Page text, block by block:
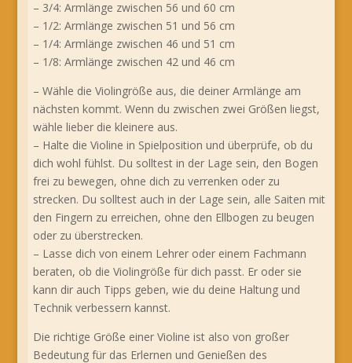
– 3/4: Armlänge zwischen 56 und 60 cm
– 1/2: Armlänge zwischen 51 und 56 cm
– 1/4: Armlänge zwischen 46 und 51 cm
– 1/8: Armlänge zwischen 42 und 46 cm
– Wähle die Violingröße aus, die deiner Armlänge am
nächsten kommt. Wenn du zwischen zwei Größen liegst,
wähle lieber die kleinere aus.
– Halte die Violine in Spielposition und überprüfe, ob du
dich wohl fühlst. Du solltest in der Lage sein, den Bogen
frei zu bewegen, ohne dich zu verrenken oder zu
strecken. Du solltest auch in der Lage sein, alle Saiten mit
den Fingern zu erreichen, ohne den Ellbogen zu beugen
oder zu überstrecken.
– Lasse dich von einem Lehrer oder einem Fachmann
beraten, ob die Violingröße für dich passt. Er oder sie
kann dir auch Tipps geben, wie du deine Haltung und
Technik verbessern kannst.
Die richtige Größe einer Violine ist also von großer
Bedeutung für das Erlernen und Genießen des